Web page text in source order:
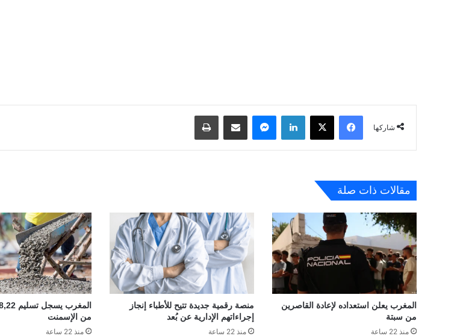
شاركها
فيسبوك لينكدإن
مقالات ذات صلة
المغرب يعلن استعداده لإعادة القاصرين
من سبتة
منذ 22 ساعة
منصة رقمية جديدة تتيح للأطباء إنجاز
إجراءاتهم الإدارية عن بُعد
منذ 22 ساعة
من الإسمنت
منذ 22 ساعة